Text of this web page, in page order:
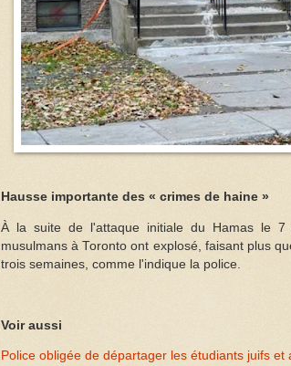
Hausse importante des « crimes de haine »
À la suite de l'attaque initiale du Hamas le
musulmans à Toronto ont explosé, faisant plus
trois semaines, comme l'indique la police.
Voir aussi
Police obligée de départager les étudiants juifs